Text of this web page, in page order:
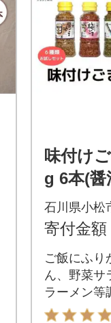
味付け
g 6本(
キムチ
ック) 胡
石川県小松
寄付金額
ご飯にふり
ん、野菜サ
ラーメン等
してお使い